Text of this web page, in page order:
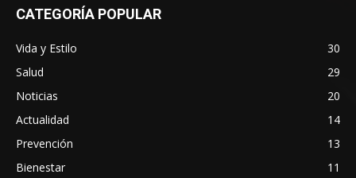
CATEGORÍA POPULAR
Vida y Estilo
30
Salud
29
Noticias
20
Actualidad
14
Prevención
13
Bienestar
11